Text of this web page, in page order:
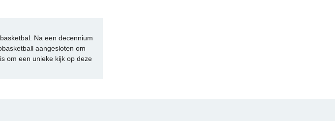
Na een decennium
aangesloten om
om een unieke kijk op deze